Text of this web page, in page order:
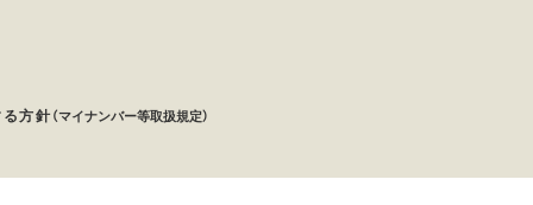
る方針（マイナンバー等取扱規定）